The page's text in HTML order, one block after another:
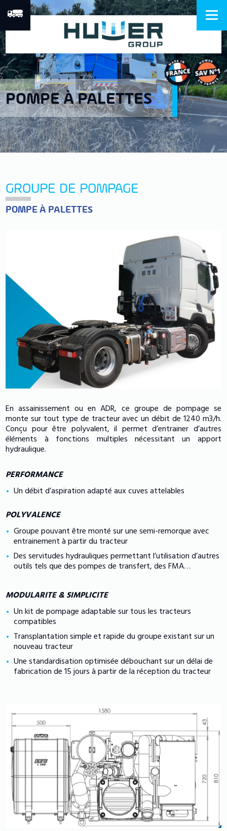
POMPE À PALETTES
GROUPE DE POMPAGE
POMPE À PALETTES
En assainissement ou en ADR, ce groupe de pompage se
monte sur tout type de tracteur avec un débit de 1240 m3/h.
Conçu pour être polyvalent, il permet d’entrainer d’autres
éléments à fonctions multiples nécessitant un apport
hydraulique.
PERFORMANCE
Un débit d’aspiration adapté aux cuves attelables
POLYVALENCE
Groupe pouvant être monté sur une semi-remorque avec
entrainement à partir du tracteur
Des servitudes hydrauliques permettant l’utilisation d’autres
outils tels que des pompes de transfert, des FMA…
MODULARITE & SIMPLICITE
Un kit de pompage adaptable sur tous les tracteurs
compatibles
Transplantation simple et rapide du groupe existant sur un
nouveau tracteur
Une standardisation optimisée débouchant sur un délai de
fabrication de 15 jours à partir de la réception du tracteur